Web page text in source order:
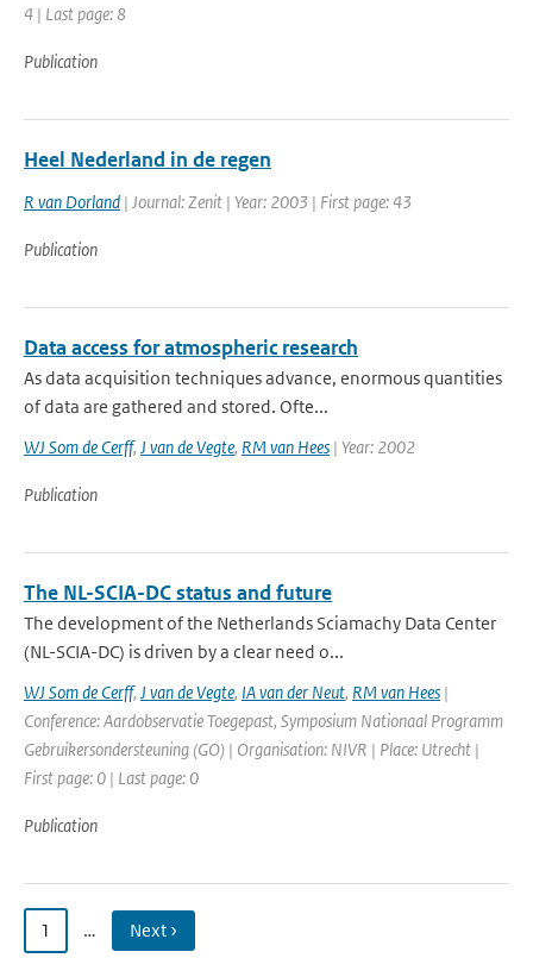
4 | Last page: 8
Publication
Heel Nederland in de regen
R van Dorland | Journal: Zenit | Year: 2003 | First page: 43
Publication
Data access for atmospheric research
As data acquisition techniques advance, enormous quantities
of data are gathered and stored. Ofte...
WJ Som de Cerff, J van de Vegte, RM van Hees | Year: 2002
Publication
The NL-SCIA-DC status and future
The development of the Netherlands Sciamachy Data Center
(NL-SCIA-DC) is driven by a clear need o...
WJ Som de Cerff, J van de Vegte, IA van der Neut, RM van Hees |
Conference: Aardobservatie Toegepast, Symposium Nationaal Programm
Gebruikersondersteuning (GO) | Organisation: NIVR | Place: Utrecht |
First page: 0 | Last page: 0
Publication
1 … Next ›